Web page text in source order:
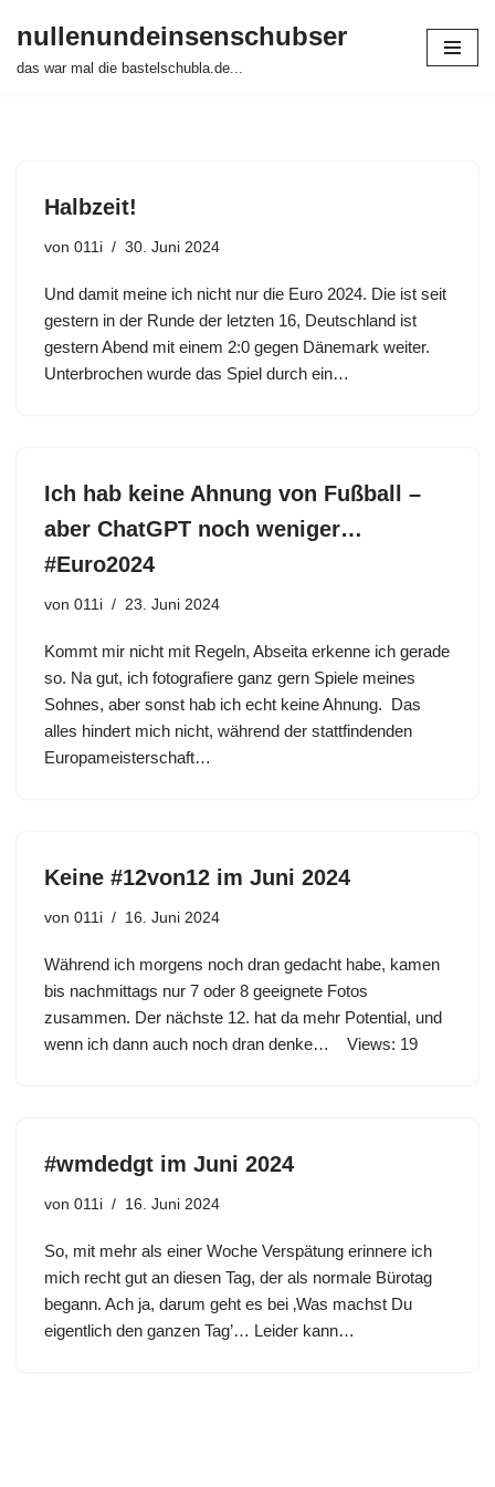
Zum
nullenundeinsenschubser
das war mal die bastelschubla.de...
Halbzeit!
von 011i 30. Juni 2024
Und damit meine ich nicht nur die Euro 2024. Die ist seit
gestern in der Runde der letzten 16, Deutschland ist
gestern Abend mit einem 2:0 gegen Dänemark weiter.
Unterbrochen wurde das Spiel durch ein…
Ich hab keine Ahnung von Fußball –
aber ChatGPT noch weniger…
#Euro2024
von 011i 23. Juni 2024
Kommt mir nicht mit Regeln, Abseita erkenne ich gerade
so. Na gut, ich fotografiere ganz gern Spiele meines
Sohnes, aber sonst hab ich echt keine Ahnung. Das
alles hindert mich nicht, während der stattfindenden
Europameisterschaft…
Keine #12von12 im Juni 2024
von 011i 16. Juni 2024
Während ich morgens noch dran gedacht habe, kamen
bis nachmittags nur 7 oder 8 geeignete Fotos
zusammen. Der nächste 12. hat da mehr Potential, und
wenn ich dann auch noch dran denke… Views: 19
#wmdedgt im Juni 2024
von 011i 16. Juni 2024
So, mit mehr als einer Woche Verspätung erinnere ich
mich recht gut an diesen Tag, der als normale Bürotag
begann. Ach ja, darum geht es bei ‚Was machst Du
eigentlich den ganzen Tag’… Leider kann…